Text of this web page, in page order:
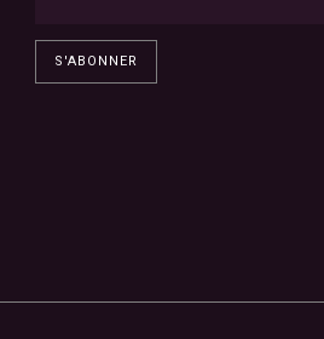
S'ABONNER